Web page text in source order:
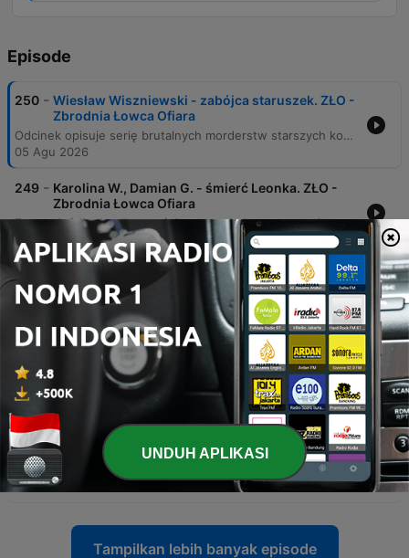
Episode
250 - Wiesław Wiszniewski - zabójca staruszek. ZŁO -
Zbrodnia Łowca Ofiara
Odcinek opisuje serię brutalnych morderstw starszych kobiet w Warszawie na przełomie 1998 i 1999 roku. Śledztwo doprowadziło do ujęcia Wiesława Wiszniewskiego oraz jego grupy wspólników, którzy podstępem dostawali się do mieszkań ofiar, by je obezwładnić i okraść. Materiał szczegółowo przedstawia mechanizm napadów, przebieg śledztwa oraz proces sądowy. Przedstawiono również zeznania współsprawców oraz wyroki skazujące, kończąc rozmową z osadzonym mordercą.
05 Agu 2026
249 - Karolina W., Damian G. - śmierć Leonka. ZŁO -
Zbrodnia Łowca Ofiara
Este episódio detalha o trágico caso de Leon, uma criança que faleceu após sofrer queimaduras graves por água quente. O relato aborda a omissão de socorro por parte de sua mãe, Karolina, e do padrasto, Damian, descrevendo o sofrimento da criança e as versões conflitantes apresentadas à polícia. A narrativa segue até o desfecho judicial, detalhando as acusações de crueldade e a sentença de 10 anos de prisão para ambos os réus, além das alegações de medo e abuso apresentadas pela defesa durante o julgamento.
22 Jul 2026
248
Andrzej Ś. - Bestia z Wrocławia. ZŁO - Zbrodnia
Łowca Ofiara
Odcinek przedstawia historię Andrzeja Eś, seryjnego gwałciciela działającego we Wrocławiu w 2010 roku. Śledztwo ujawnia brutalne i precyzyjnie zaplanowane metody działania sprawcy, który został zatrzymany dzięki czujności jednej z kobiet. Program przygląda się kulisom działalności przestępcy, jego procesowi sądowemu oraz 15-letniemu wyrokowi więzienia. Przedstawiono również perspektywę samego skazanego, który bagatelizuje skalę swoich czynów, oraz sceptycyzm funkcjonariuszy wobec możliwości jego resocjalizacji.
08 Jul 2026
247
William Bonin - Zabójca z Autostrady. ZŁO -
Zbrodnia Łowca Ofiara
Odcinek przedstawia historię Williama Bonina i jego wspólników, którzy na przełomie lat 70. i 80. w Kalifornii dokonali serii brutalnych morderstw na młodych chłopcach. Sprawcy wykorzystywali furgonetkę, by zwabiać ofiary na seks, a następnie poddawać je torturom i gwałtom, co doprowadziło do śmierci co najmniej 21 osób. Śledztwo doprowadziło do schwytania mordercy dzięki dowodom z pojazdu oraz zeznaniom świadków. Materiał przybliża również traumatyczne dzieciństwo Bonina, naznaczone przemocą, oraz jego późniejszy proces, brak skruchy i egzekucję przez zastrzyk trucizny.
24 Jun 2026
246 - Aleksiej Sukletin - Aligator. ZŁO - Zbrodnia
Łowca Ofiara
17 Jun 2026
Tampilkan lebih banyak episode
UNDUH APLIKASI